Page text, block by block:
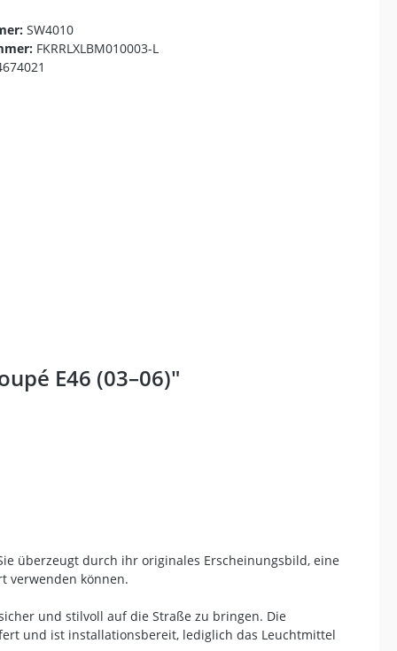
SW4010
FKRRLXLBM010003-L
E46 (03–06)"
überzeugt durch ihr originales Erscheinungsbild, eine
verwenden können.
und stilvoll auf die Straße zu bringen. Die
und ist installationsbereit, lediglich das Leuchtmittel